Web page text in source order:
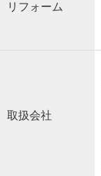
リフォーム
取扱会社